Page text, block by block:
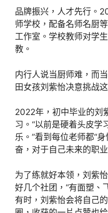
品牌振兴，人才先行。
师学校，配备名师名厨
工作室。学校教师对学
教。
内行人说当厨师难，而
田女孩刘紫怡决意挑战
2022年，初中毕业的刘
习。“以前是硬着头皮学
乐。”看到每位老师都“
奋，对于自己未来的职
为了练就好本领，刘紫
好几个社团，“有面塑、
有时，刘紫怡会将自己